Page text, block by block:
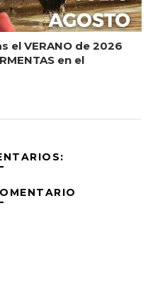
el VERANO de 2026
en el